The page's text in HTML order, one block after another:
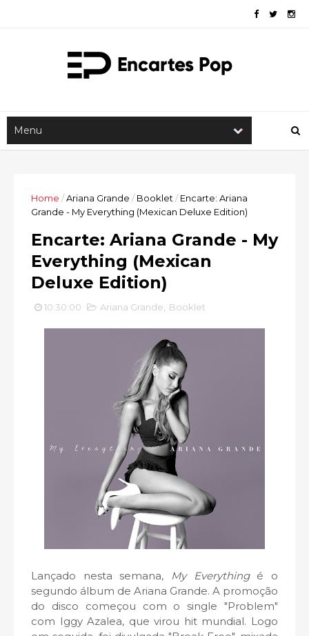
Home /Ariana Grande / Booklet / Encarte: Ariana
Grande - My Everything (Mexican Deluxe Edition)
Encarte: Ariana Grande - My
Everything (Mexican
Deluxe Edition)
10:30:00 Ariana Grande Booklet
Lançado nesta semana, My Everythingé o
segundo álbum de Ariana Grande. A promoção
do disco começou com o single "Problem"
com Iggy Azalea, que virou hit mundial. Logo